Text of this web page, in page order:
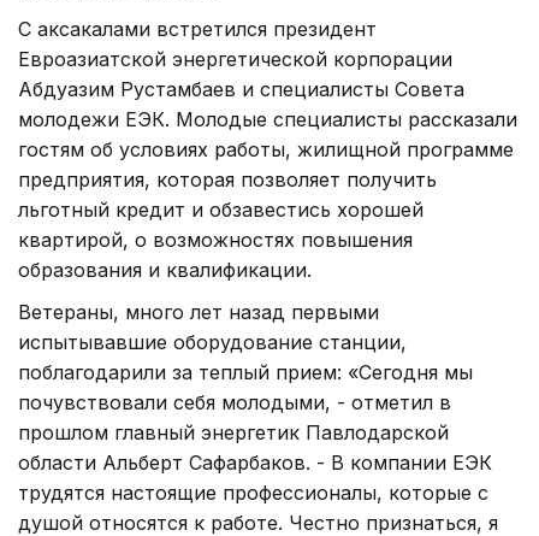
С аксакалами встретился президент
Евроазиатской энергетической корпорации
Абдуазим Рустамбаев и специалисты Совета
молодежи ЕЭК. Молодые специалисты рассказали
гостям об условиях работы, жилищной программе
предприятия, которая позволяет получить
льготный кредит и обзавестись хорошей
квартирой, о возможностях повышения
образования и квалификации.
Ветераны, много лет назад первыми
испытывавшие оборудование станции,
поблагодарили за теплый прием: «Сегодня мы
почувствовали себя молодыми, - отметил в
прошлом главный энергетик Павлодарской
области Альберт Сафарбаков. - В компании ЕЭК
трудятся настоящие профессионалы, которые с
душой относятся к работе. Честно признаться, я